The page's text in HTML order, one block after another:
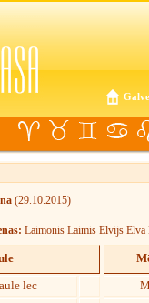
(29.10.2015)
Laimonis Laimis Elvijs Elva
lec